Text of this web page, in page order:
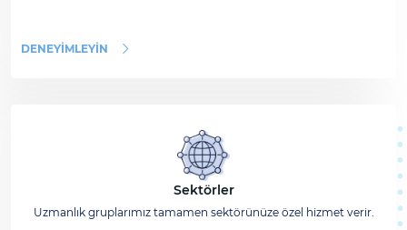
DENEYIMLEYIN
Sektörler
Uzmanlık gruplarımız tamamen sektörünüze özel hizmet verir.